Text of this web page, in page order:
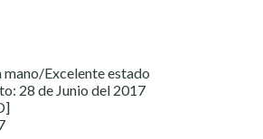
mano/Excelente estado
28 de Junio del 2017